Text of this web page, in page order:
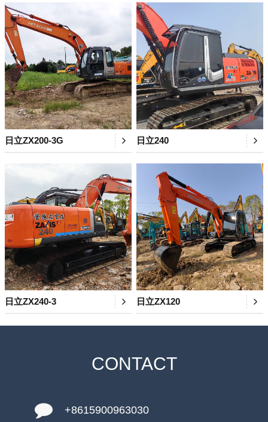
日立ZX200-3G 日立240
日立ZX240-3 日立ZX120
CONTACT
+8615900963030